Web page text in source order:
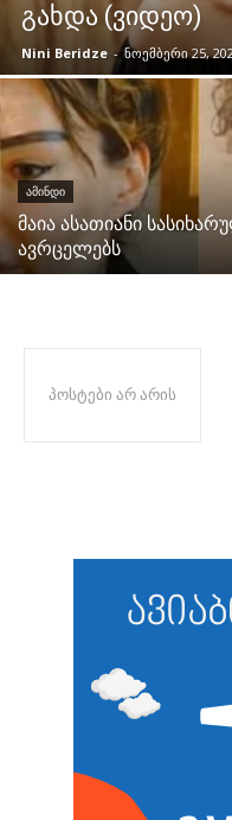
გახდა (ვიდეო)
Nini Beridze - ნოემბერი 25,
ᲐᲛᲘᲜᲓᲘ
მაია ასათიანი
ავრცელებს
პოსტები არ არის